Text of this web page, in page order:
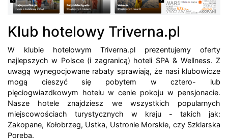
Klub hotelowy Triverna.pl
W klubie hotelowym Triverna.pl prezentujemy oferty
najlepszych w Polsce (i zagranicą) hoteli SPA & Wellness. Z
uwagą wynegocjowane rabaty sprawiają, że nasi klubowicze
mogą cieszyć się pobytem w cztero- lub
pięciogwiazdkowym hotelu w cenie pokoju w pensjonacie.
Nasze hotele znajdziesz we wszystkich popularnych
miejscowościach turystycznych w kraju - takich jak:
Zakopane, Kołobrzeg, Ustka, Ustronie Morskie, czy Szklarska
Poręba.